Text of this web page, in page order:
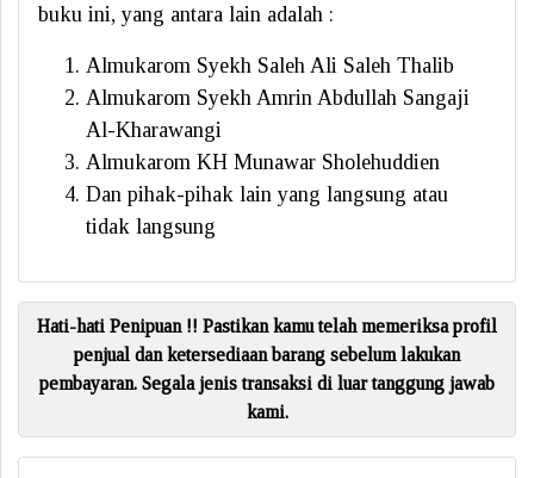
buku ini, yang antara lain adalah :
Almukarom Syekh Saleh Ali Saleh Thalib
Almukarom Syekh Amrin Abdullah Sangaji
Al-Kharawangi
Almukarom KH Munawar Sholehuddien
Dan pihak-pihak lain yang langsung atau
tidak langsung
Hati-hati Penipuan !! Pastikan kamu telah memeriksa profil
penjual dan ketersediaan barang sebelum lakukan
pembayaran. Segala jenis transaksi di luar tanggung jawab
kami.